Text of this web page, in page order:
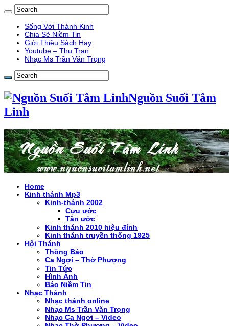
Sống Với Thánh Kinh
Chia Sẻ Niềm Tin
Giới Thiệu Sách Hay
Youtube – Thu Tran
Nhạc Ms Trần Văn Trọng
Nguồn Suối Tâm
Linh
Home
Kinh thánh Mp3
Kinh-thánh 2002
Cựu ước
Tân ước
Kinh thánh 2010 hiệu đính
Kinh thánh truyền thống 1925
Hội Thánh
Thông Báo
Ca Ngợi – Thờ Phượng
Tin Tức
Hình Ảnh
Báo Niềm Tin
Nhạc Thánh
Nhạc thánh online
Nhạc Ms Trần Văn Trọng
Nhạc Ca Ngơi – Video